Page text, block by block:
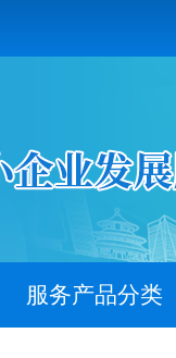
服务产品分类